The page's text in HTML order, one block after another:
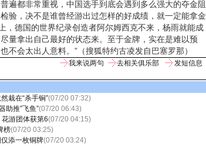
遍都非常重视，中国选手到底会遇到多么强大的夺金阻
验，决不是谁曾经游出过怎样的好成绩，就一定能拿金
，德国的世界纪录创造者阿尔姆西克不来，杨雨就能成
量拿出自己最好的状态来。至于金牌，实在是难以预
不会太出人意料。”（搜狐特约古凌发自巴塞罗那）
我来说两句 去相关俱乐部 发短信息
栽在“杀手锏”(07/20 07:32)
助推”飞鱼”(07/20 06:43)
花游团体获第6(07/20 04:15)
榜(07/20 03:25)
添一枚铜牌(07/20 03:24)